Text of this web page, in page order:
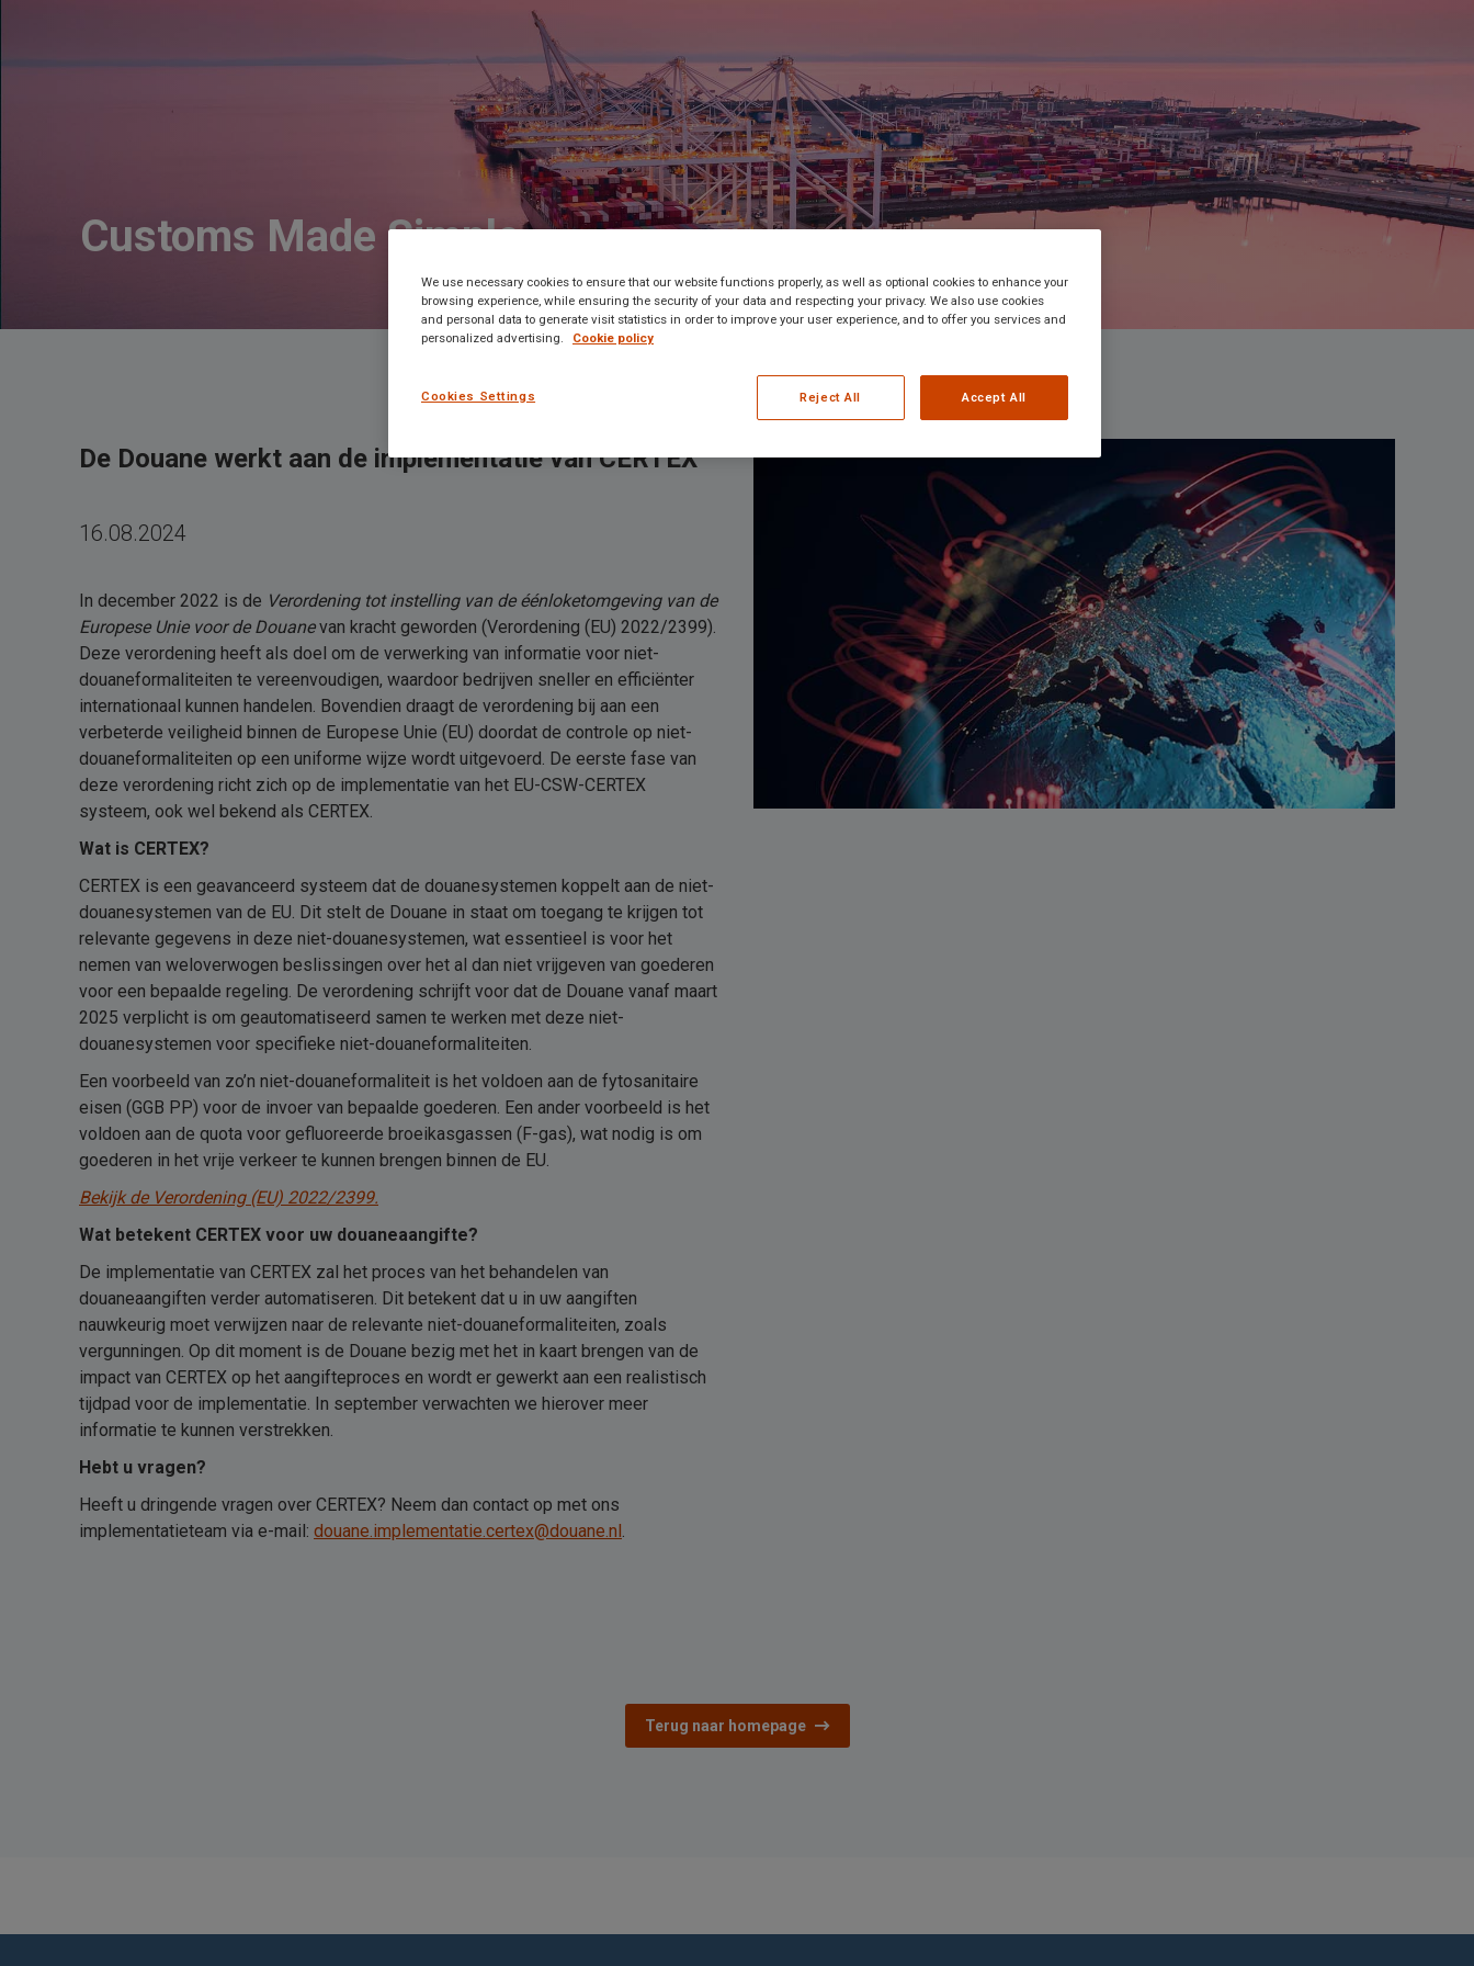
Customs Made Simple
De Douane werkt aan de implementatie van CERTEX
16.08.2024
In december 2022 is de Verordening tot instelling van de éénloketomgeving van de
Europese Unie voor de Douanevan kracht geworden (Verordening (EU) 2022/2399).
Deze verordening heeft als doel om de verwerking van informatie voor niet-
douaneformaliteiten te vereenvoudigen, waardoor bedrijven sneller en efficiënter
internationaal kunnen handelen. Bovendien draagt de verordening bij aan een
verbeterde veiligheid binnen de Europese Unie (EU) doordat de controle op niet-
douaneformaliteiten op een uniforme wijze wordt uitgevoerd. De eerste fase van
deze verordening richt zich op de implementatie van het EU-CSW-CERTEX
systeem, ook wel bekend als CERTEX.
Wat is CERTEX?
CERTEX is een geavanceerd systeem dat de douanesystemen koppelt aan de niet-
douanesystemen van de EU. Dit stelt de Douane in staat om toegang te krijgen tot
relevante gegevens in deze niet-douanesystemen, wat essentieel is voor het
nemen van weloverwogen beslissingen over het al dan niet vrijgeven van goederen
voor een bepaalde regeling. De verordening schrijft voor dat de Douane vanaf maart
2025 verplicht is om geautomatiseerd samen te werken met deze niet-
douanesystemen voor specifieke niet-douaneformaliteiten.
Een voorbeeld van zo’n niet-douaneformaliteit is het voldoen aan de fytosanitaire
eisen (GGB PP) voor de invoer van bepaalde goederen. Een ander voorbeeld is het
voldoen aan de quota voor gefluoreerde broeikasgassen (F-gas), wat nodig is om
goederen in het vrije verkeer te kunnen brengen binnen de EU.
Bekijk de Verordening (EU) 2022/2399.
Wat betekent CERTEX voor uw douaneaangifte?
De implementatie van CERTEX zal het proces van het behandelen van
douaneaangiften verder automatiseren. Dit betekent dat u in uw aangiften
nauwkeurig moet verwijzen naar de relevante niet-douaneformaliteiten, zoals
vergunningen. Op dit moment is de Douane bezig met het in kaart brengen van de
impact van CERTEX op het aangifteproces en wordt er gewerkt aan een realistisch
tijdpad voor de implementatie. In september verwachten we hierover meer
informatie te kunnen verstrekken.
Hebt u vragen?
Heeft u dringende vragen over CERTEX? Neem dan contact op met ons
implementatieteam via e-mail: douane.implementatie.certex@douane.nl.
Terug naar homepage
We use necessary cookies to ensure that our website functions properly, as well as optional cookies to enhance your
browsing experience, while ensuring the security of your data and respecting your privacy. We also use cookies
and personal data to generate visit statistics in order to improve your user experience, and to offer you services and
personalized advertising.
Cookie policy
Cookies Settings Reject All Accept All